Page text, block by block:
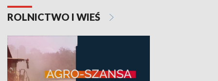
ROLNICTWO I WIEŚ